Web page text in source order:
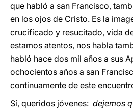
que habló a san Francisco,
en los ojos de Cristo. Es la
crucificado y resucitado, vida
estamos atentos, nos habla
habló hace dos mil años a sus
ochocientos años a san
continuamente de este
Sí, queridos jóvenes: dejemos